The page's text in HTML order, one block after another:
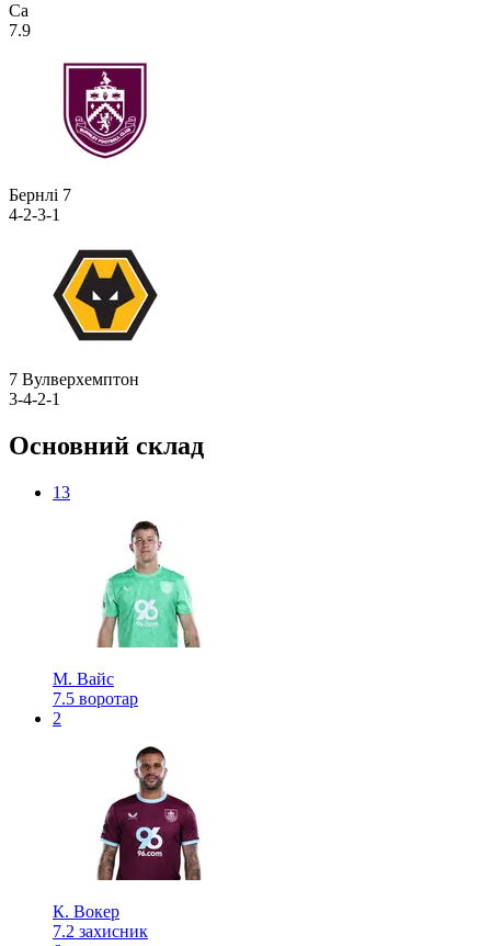
Са
7.9
Бернлі 7
4-2-3-1
7 Вулверхемптон
3-4-2-1
Основний склад
13
М. Вайс
7.5 воротар
2
К. Вокер
7.2 захисник